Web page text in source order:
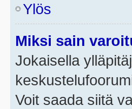
Ylös
Miksi sain
Jokaisella
Voit saada siitä